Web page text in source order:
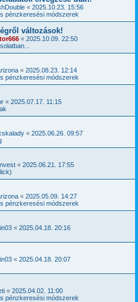
« 2025.10.23. 15:56
pénzkeresési módszerek
változások!
« 2025.10.09. 22:50
« 2025.08.23. 12:14
pénzkeresési módszerek
« 2025.07.17. 11:15
« 2025.06.26. 09:57
« 2025.06.21. 17:55
« 2025.05.09. 14:27
pénzkeresési módszerek
« 2025.04.18. 20:16
« 2025.04.18. 20:07
« 2025.04.02. 11:00
pénzkeresési módszerek